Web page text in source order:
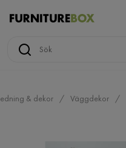
& dekor Väggdekor